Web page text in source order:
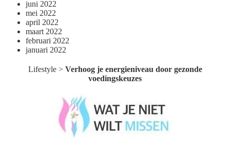
juni 2022
mei 2022
april 2022
maart 2022
februari 2022
januari 2022
Lifestyle> Verhoog je energieniveau door gezonde
voedingskeuzes